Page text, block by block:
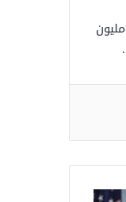
ويخوض الجيش السوداني وقوات الدعم السريع منذ أبريل/ نيسان 2023 حربا خلّفت أكثر من 20 ألف قتيل ونحو 15 مليون